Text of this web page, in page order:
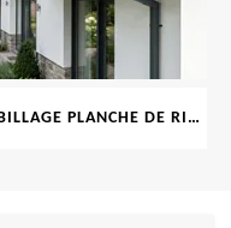
HABILLAGE PLANCHE DE RIVE 69